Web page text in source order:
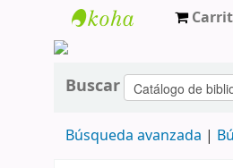
Buscar
Búsqueda avanzada